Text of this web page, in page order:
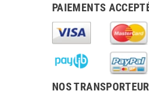
PAIEMENTS
NOS